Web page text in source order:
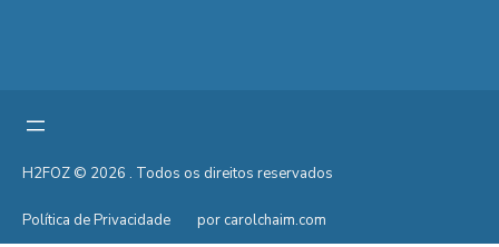
H2FOZ © 2026 . Todos os direitos reservados
Política de Privacidade por carolchaim.com